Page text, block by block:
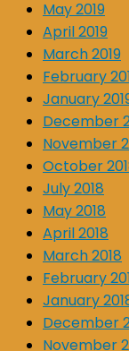
May 2019
April 2019
March 2019
February
January
December
November
October
July 2018
May 2018
April 2018
March 2018
February
January
December
November